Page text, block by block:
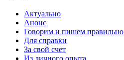
Актуально
Анонс
Говорим и пишем правильно
Для справки
За свой счет